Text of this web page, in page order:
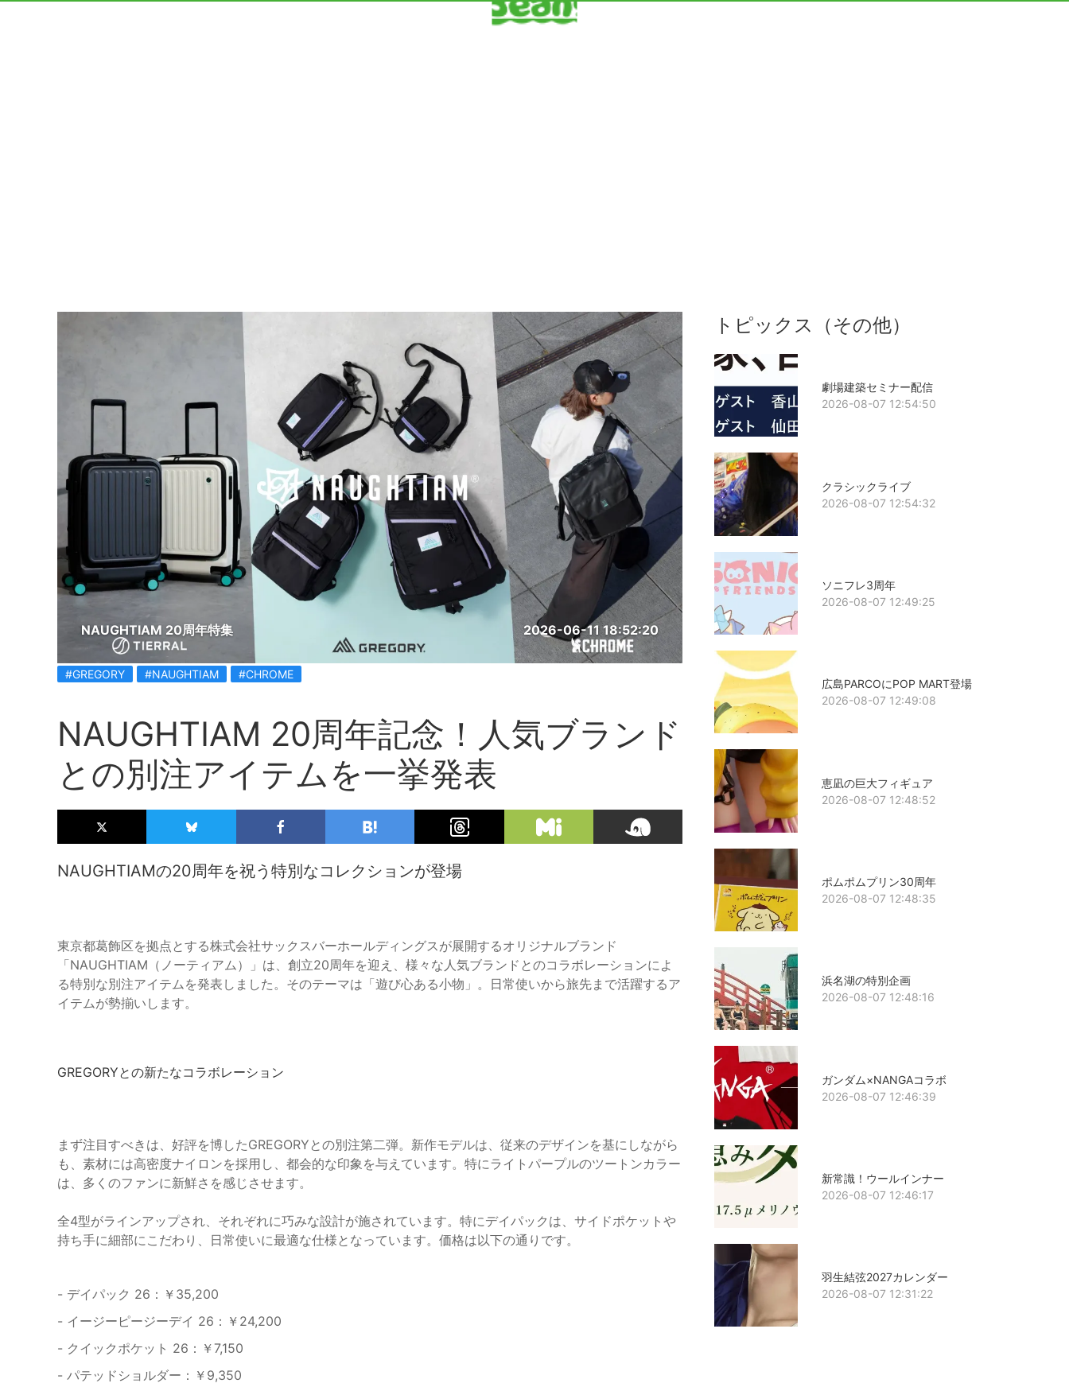
NAUGHTIAM 20周年特集 2026-06-11 18:52:20
#GREGORY #NAUGHTIAM #CHROME
NAUGHTIAM 20周年記念！人気ブランド
との別注アイテムを一挙発表
NAUGHTIAMの20周年を祝う特別なコレクションが登場
東京都葛飾区を拠点とする株式会社サックスバーホールディングスが展開するオリジナルブランド
「NAUGHTIAM（ノーティアム）」は、創立20周年を迎え、様々な人気ブランドとのコラボレーションによ
る特別な別注アイテムを発表しました。そのテーマは「遊び心ある小物」。日常使いから旅先まで活躍するア
イテムが勢揃いします。
GREGORYとの新たなコラボレーション
まず注目すべきは、好評を博したGREGORYとの別注第二弾。新作モデルは、従来のデザインを基にしながら
も、素材には高密度ナイロンを採用し、都会的な印象を与えています。特にライトパープルのツートンカラー
は、多くのファンに新鮮さを感じさせます。
全4型がラインアップされ、それぞれに巧みな設計が施されています。特にデイパックは、サイドポケットや
持ち手に細部にこだわり、日常使いに最適な仕様となっています。価格は以下の通りです。
- デイパック 26：￥35,200
- イージーピージーデイ 26：￥24,200
- クイックポケット 26：￥7,150
- パテッドショルダー：￥9,350
トピックス（その他）
劇場建築セミナー配信
2026-08-07 12:54:50
クラシックライブ
2026-08-07 12:54:32
ソニフレ3周年
2026-08-07 12:49:25
広島PARCOにPOP MART登場
2026-08-07 12:49:08
恵凪の巨大フィギュア
2026-08-07 12:48:52
ポムポムプリン30周年
2026-08-07 12:48:35
浜名湖の特別企画
2026-08-07 12:48:16
ガンダム×NANGAコラボ
2026-08-07 12:46:39
新常識！ウールインナー
2026-08-07 12:46:17
羽生結弦2027カレンダー
2026-08-07 12:31:22